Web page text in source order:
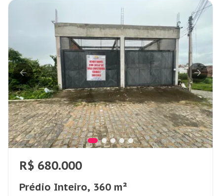
R$ 680.000
Prédio Inteiro, 360 m²